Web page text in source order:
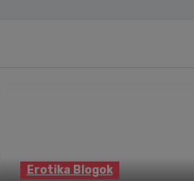
Erotika Blogok